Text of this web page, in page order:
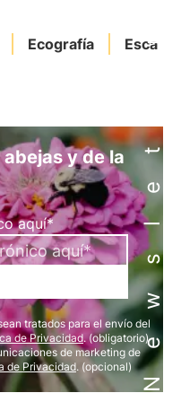
Ecografía Newsletter
y de la
aquí*
tratados para el envío del
de Privacidad. (obligatorio)
de marketing de
de Privacidad. (opcional)